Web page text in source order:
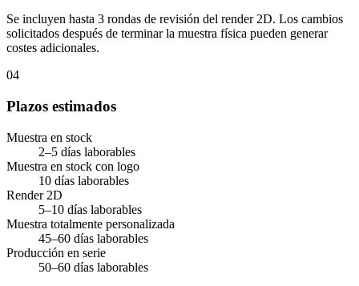
Se incluyen hasta 3 rondas de revisión del render 2D. Los cambios
solicitados después de terminar la muestra física pueden generar
costes adicionales.
04
Plazos estimados
Muestra en stock
2–5 días laborables
Muestra en stock con logo
10 días laborables
Render 2D
5–10 días laborables
Muestra totalmente personalizada
45–60 días laborables
Producción en serie
50–60 días laborables